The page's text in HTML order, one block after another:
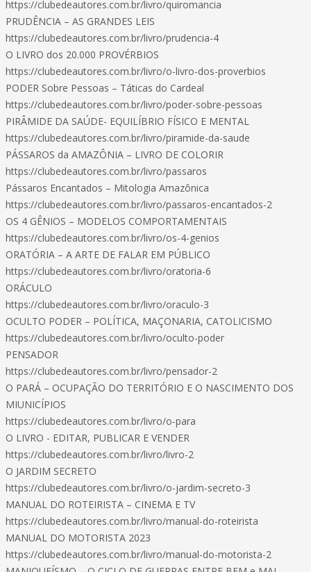
https://clubedeautores.com.br/livro/quiromancia
PRUDÊNCIA – AS GRANDES LEIS
https://clubedeautores.com.br/livro/prudencia-4
O LIVRO dos 20.000 PROVÉRBIOS
https://clubedeautores.com.br/livro/o-livro-dos-proverbios
PODER Sobre Pessoas – Táticas do Cardeal
https://clubedeautores.com.br/livro/poder-sobre-pessoas
PIRÂMIDE DA SAÚDE- EQUILÍBRIO FÍSICO E MENTAL
https://clubedeautores.com.br/livro/piramide-da-saude
PÁSSAROS da AMAZÔNIA – LIVRO DE COLORIR
https://clubedeautores.com.br/livro/passaros
Pássaros Encantados – Mitologia Amazônica
https://clubedeautores.com.br/livro/passaros-encantados-2
OS 4 GÊNIOS – MODELOS COMPORTAMENTAIS
https://clubedeautores.com.br/livro/os-4-genios
ORATÓRIA – A ARTE DE FALAR EM PÚBLICO
https://clubedeautores.com.br/livro/oratoria-6
ORÁCULO
https://clubedeautores.com.br/livro/oraculo-3
OCULTO PODER – POLÍTICA, MAÇONARIA, CATOLICISMO
https://clubedeautores.com.br/livro/oculto-poder
PENSADOR
https://clubedeautores.com.br/livro/pensador-2
O PARÁ – OCUPAÇÃO DO TERRITÓRIO E O NASCIMENTO DOS
MIUNICÍPIOS
https://clubedeautores.com.br/livro/o-para
O LIVRO - EDITAR, PUBLICAR E VENDER
https://clubedeautores.com.br/livro/livro-2
O JARDIM SECRETO
https://clubedeautores.com.br/livro/o-jardim-secreto-3
MANUAL DO ROTEIRISTA – CINEMA E TV
https://clubedeautores.com.br/livro/manual-do-roteirista
MANUAL DO MOTORISTA 2023
https://clubedeautores.com.br/livro/manual-do-motorista-2